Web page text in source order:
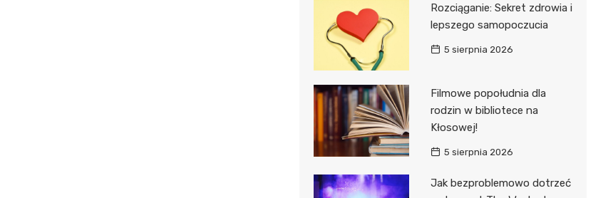
Rozciąganie: Sekret zdrowia i
lepszego samopoczucia
5 sierpnia 2026
Filmowe popołudnia dla
rodzin w bibliotece na
Kłosowej!
5 sierpnia 2026
Jak bezproblemowo dotrzeć